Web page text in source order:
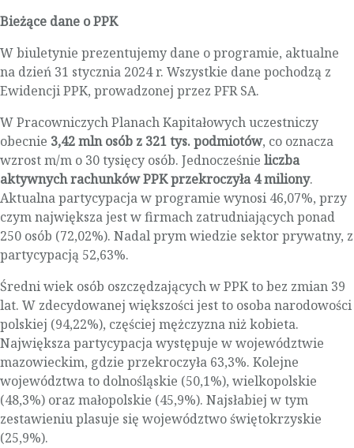
Bieżące dane o PPK
W biuletynie prezentujemy dane o programie, aktualne
na dzień 31 stycznia 2024 r. Wszystkie dane pochodzą z
Ewidencji PPK, prowadzonej przez PFR SA.
W Pracowniczych Planach Kapitałowych uczestniczy
obecnie 3,42 mln osób z 321 tys. podmiotów, co oznacza
wzrost m/m o 30 tysięcy osób. Jednocześnie liczba
aktywnych rachunków PPK przekroczyła 4 miliony.
Aktualna partycypacja w programie wynosi 46,07%, przy
czym największa jest w firmach zatrudniających ponad
250 osób (72,02%). Nadal prym wiedzie sektor prywatny, z
partycypacją 52,63%.
Średni wiek osób oszczędzających w PPK to bez zmian 39
lat. W zdecydowanej większości jest to osoba narodowości
polskiej (94,22%), częściej mężczyzna niż kobieta.
Największa partycypacja występuje w województwie
mazowieckim, gdzie przekroczyła 63,3%. Kolejne
województwa to dolnośląskie (50,1%), wielkopolskie
(48,3%) oraz małopolskie (45,9%). Najsłabiej w tym
zestawieniu plasuje się województwo świętokrzyskie
(25,9%).